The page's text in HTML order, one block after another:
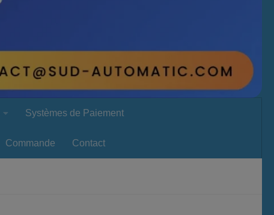
Systèmes de Paiement
Commande Contact